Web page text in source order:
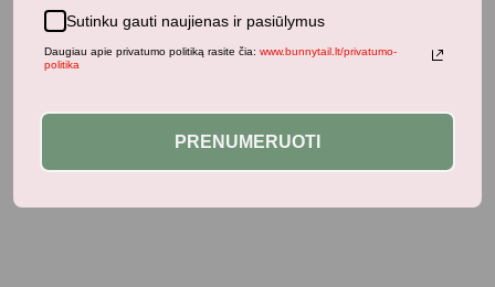
Jums taip pat gali patikti...
Panašūs produktai
Sutinku gauti naujienas ir pasiūlymus
Daugiau apie privatumo politiką rasite čia: www.bunnytail.lt/privatumo-
politika
PRENUMERUOTI